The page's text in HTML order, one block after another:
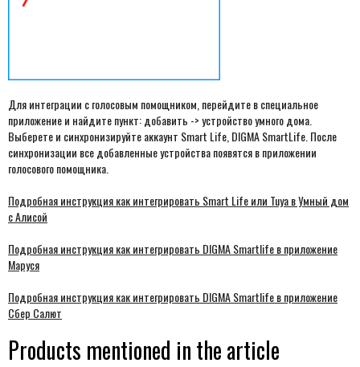
Для интеграции с голосовым помощником, перейдите в специальное
приложение и найдите пункт: добавить -> устройство умного дома.
Выберете и синхронизируйте аккаунт Smart Life, DIGMA SmartLife. После
синхронизации все добавленные устройства появятся в приложении
голосового помощника.
Подробная инструкция как интегрировать Smart Life или Tuya в Умный дом
с Алисой
Подробная инструкция как интегрировать DIGMA Smartlife в приложение
Маруся
Подробная инструкция как интегрировать DIGMA Smartlife в приложение
Сбер Салют
Products mentioned in the article